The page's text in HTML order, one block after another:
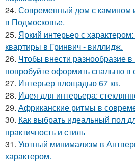
24. Современный дом с камином
в Подмосковье.
25. Яркий интерьер с
квартиры в Гринвич - виллидж.
26. Чтобы внести разнообразие
попробуйте оформить спальню в
27. Интерьер площадью 67 кв.
28. Идея для интерьера:
29. Африканские ритмы в
30. Как выбрать идеальный пол
практичность и стиль
31. Уютный минимализм в
характером.